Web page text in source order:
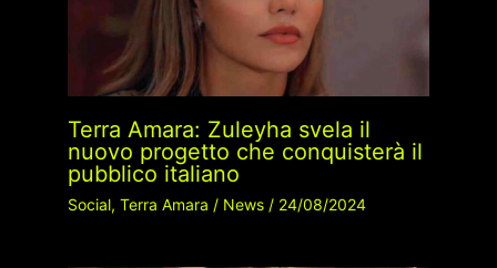
Terra Amara: Zuleyha svela il
nuovo progetto che conquisterà il
pubblico italiano
Social, Terra Amara / News/ 24/08/2024